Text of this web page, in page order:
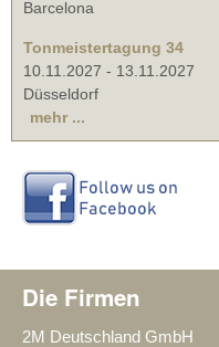
Barcelona
Tonmeistertagung 34
10.11.2027 - 13.11.2027
Düsseldorf
mehr ...
Die Firmen
2M Deutschland GmbH